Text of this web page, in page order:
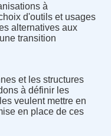
à
d'outils et usages
alternatives aux
transition
et les structures
à définir les
veulent mettre en
en place de ces